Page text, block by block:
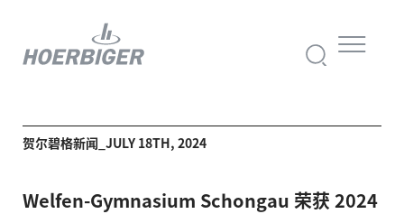
贺尔碧格新闻_JULY 18TH, 2024
Welfen-Gymnasium Schongau 荣获 2024